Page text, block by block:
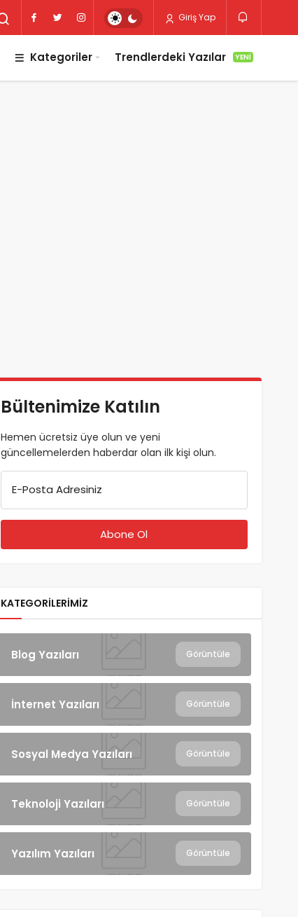
Giriş Yap
Kategoriler Trendlerdeki Yazılar YENI
Bültenimize Katılın
Hemen ücretsiz üye olun ve yeni
güncellemelerden haberdar olan ilk kişi olun.
E-Posta Adresiniz
KATEGORILERIMIZ
Blog Yazıları Görüntüle
İnternet Yazıları Görüntüle
Sosyal Medya Yazıları Görüntüle
Teknoloji Yazıları Görüntüle
Yazılım Yazıları Görüntüle